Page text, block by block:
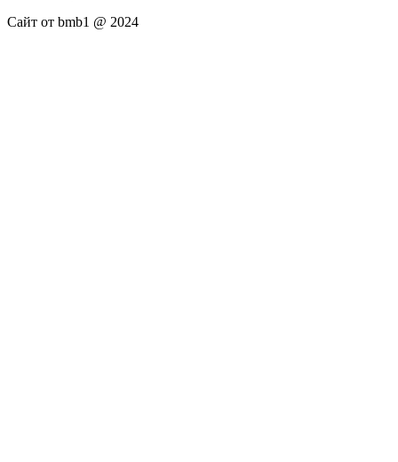
Сайт от bmb1 @ 2024